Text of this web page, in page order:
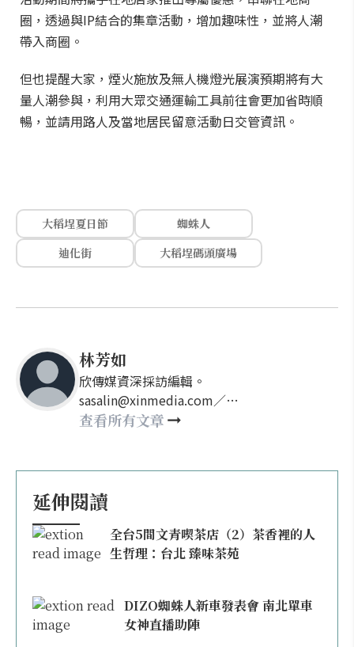
圈，透過與IP結合的集章活動，增加趣味性，並將人潮
帶入商圈。
但也提醒大家，煙火施放及無人機燈光展演預期將有大
量人潮參與，利用大眾交通運輸工具前往會更加省時順
暢，並請用路人及當地居民留意活動日交管資訊。
大稻埕夏日節
蜘蛛人
迪化街
大稻埕碼頭廣場
林芳如
欣傳媒資深採訪編輯。
sasalin@xinmedia.com／
happy21917@gmail.com
查看所有文章
延伸閱讀
全台5間文青喫茶店（2）茶香裡的人
生哲理：台北 臻味茶苑
DIZO蜘蛛人新車發表會 南北單車
女神直播助陣